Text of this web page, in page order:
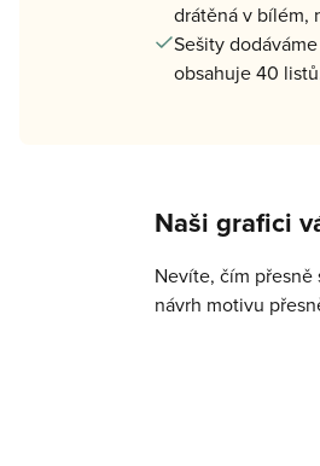
drátěná v bílém,
Sešity
obsahuje 40
Naši grafici
Nevíte, čím přesně
návrh motivu